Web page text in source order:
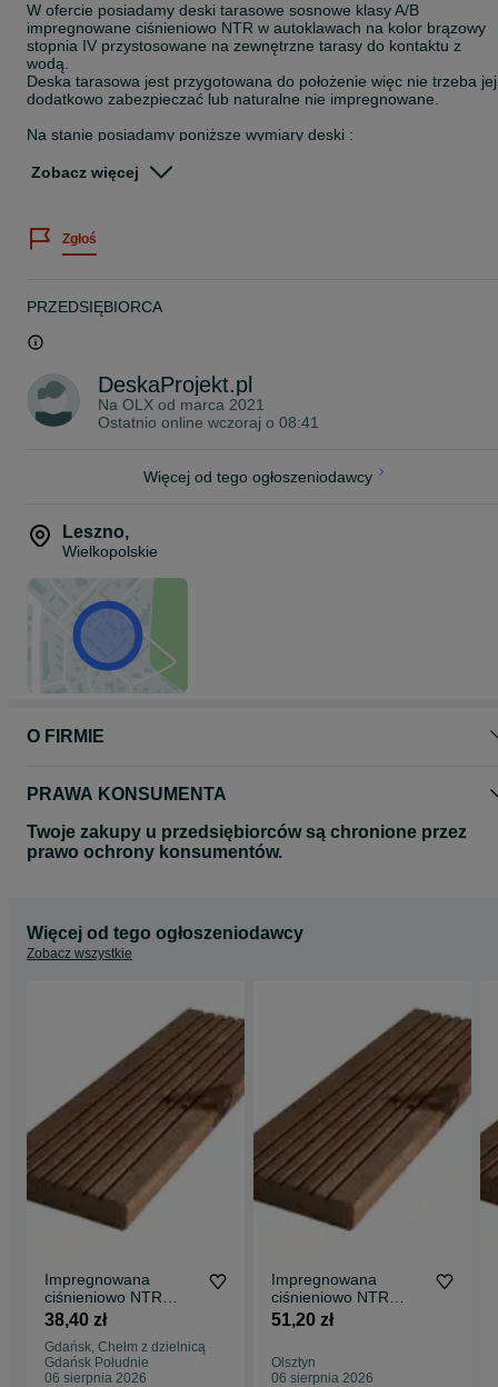
W ofercie posiadamy deski tarasowe sosnowe klasy A/B
impregnowane ciśnieniowo NTR w autoklawach na kolor brązowy
stopnia IV przystosowane na zewnętrzne tarasy do kontaktu z
wodą.
Deska tarasowa jest przygotowana do położenie więc nie trzeba jej
dodatkowo zabezpieczać lub naturalne nie impregnowane.
Na stanie posiadamy poniższe wymiary deski :
22x120x4000
26x120x3000
27x145x3000
deskaprojekt.pl , gdzie znajdą Państwo deski elewacyjne ,kantówki
Zobacz więcej
Zgłoś
PRZEDSIĘBIORCA
DeskaProjekt.pl
Na OLX od marca 2021
Ostatnio online wczoraj o 08:41
Więcej od tego ogłoszeniodawcy
Leszno,
Wielkopolskie
O FIRMIE
PRAWA KONSUMENTA
Twoje zakupy u przedsiębiorców są chronione przez
prawo ochrony konsumentów.
Więcej od tego ogłoszeniodawcy
Zobacz wszystkie
Impregnowana
ciśnieniowo NTR
sosnowa deska
tarasowa
27x145x3000
38,40 zł
Gdańsk, Chełm z dzielnicą
Gdańsk Południe
06 sierpnia 2026
Impregnowana
ciśnieniowo NTR
sosnowa deska
tarasowa
51,20 zł
Olsztyn
06 sierpnia 2026